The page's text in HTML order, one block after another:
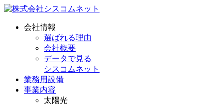
会社情報
選ばれる理由
会社概要
データで見る
シスコムネット
業務用設備
事業内容
太陽光